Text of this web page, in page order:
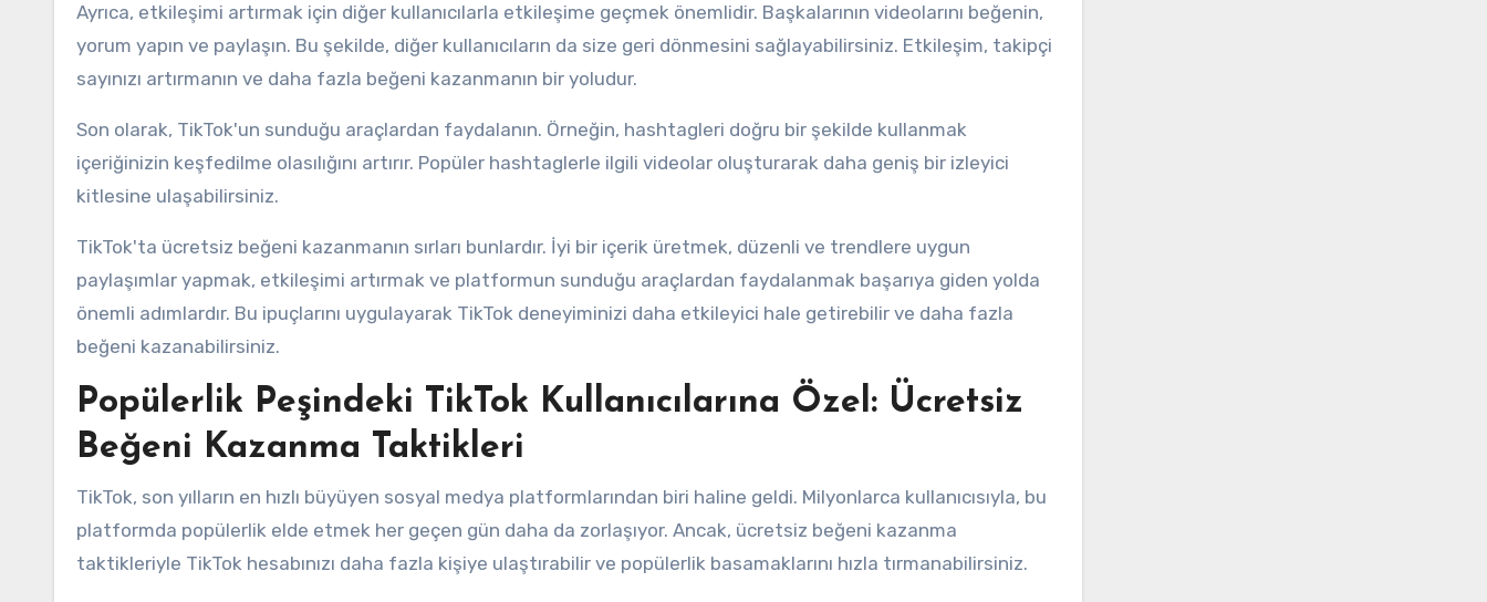
Ayrıca, etkileşimi artırmak için diğer kullanıcılarla etkileşime geçmek önemlidir. Başkalarının videolarını beğenin,
yorum yapın ve paylaşın. Bu şekilde, diğer kullanıcıların da size geri dönmesini sağlayabilirsiniz. Etkileşim, takipçi
sayınızı artırmanın ve daha fazla beğeni kazanmanın bir yoludur.
Son olarak, TikTok'un sunduğu araçlardan faydalanın. Örneğin, hashtagleri doğru bir şekilde kullanmak
içeriğinizin keşfedilme olasılığını artırır. Popüler hashtaglerle ilgili videolar oluşturarak daha geniş bir izleyici
kitlesine ulaşabilirsiniz.
TikTok'ta ücretsiz beğeni kazanmanın sırları bunlardır. İyi bir içerik üretmek, düzenli ve trendlere uygun
paylaşımlar yapmak, etkileşimi artırmak ve platformun sunduğu araçlardan faydalanmak başarıya giden yolda
önemli adımlardır. Bu ipuçlarını uygulayarak TikTok deneyiminizi daha etkileyici hale getirebilir ve daha fazla
beğeni kazanabilirsiniz.
Popülerlik Peşindeki TikTok Kullanıcılarına Özel: Ücretsiz
Beğeni Kazanma Taktikleri
TikTok, son yılların en hızlı büyüyen sosyal medya platformlarından biri haline geldi. Milyonlarca kullanıcısıyla, bu
platformda popülerlik elde etmek her geçen gün daha da zorlaşıyor. Ancak, ücretsiz beğeni kazanma
taktikleriyle TikTok hesabınızı daha fazla kişiye ulaştırabilir ve popülerlik basamaklarını hızla tırmanabilirsiniz.